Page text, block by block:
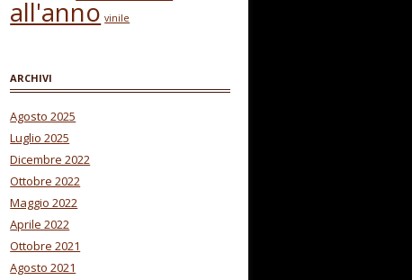
all'anno vinile
ARCHIVI
Agosto 2025
Luglio 2025
Dicembre 2022
Ottobre 2022
Maggio 2022
Aprile 2022
Ottobre 2021
Agosto 2021